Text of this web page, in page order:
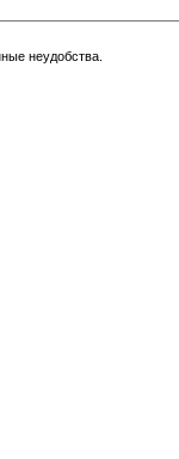
неудобства.